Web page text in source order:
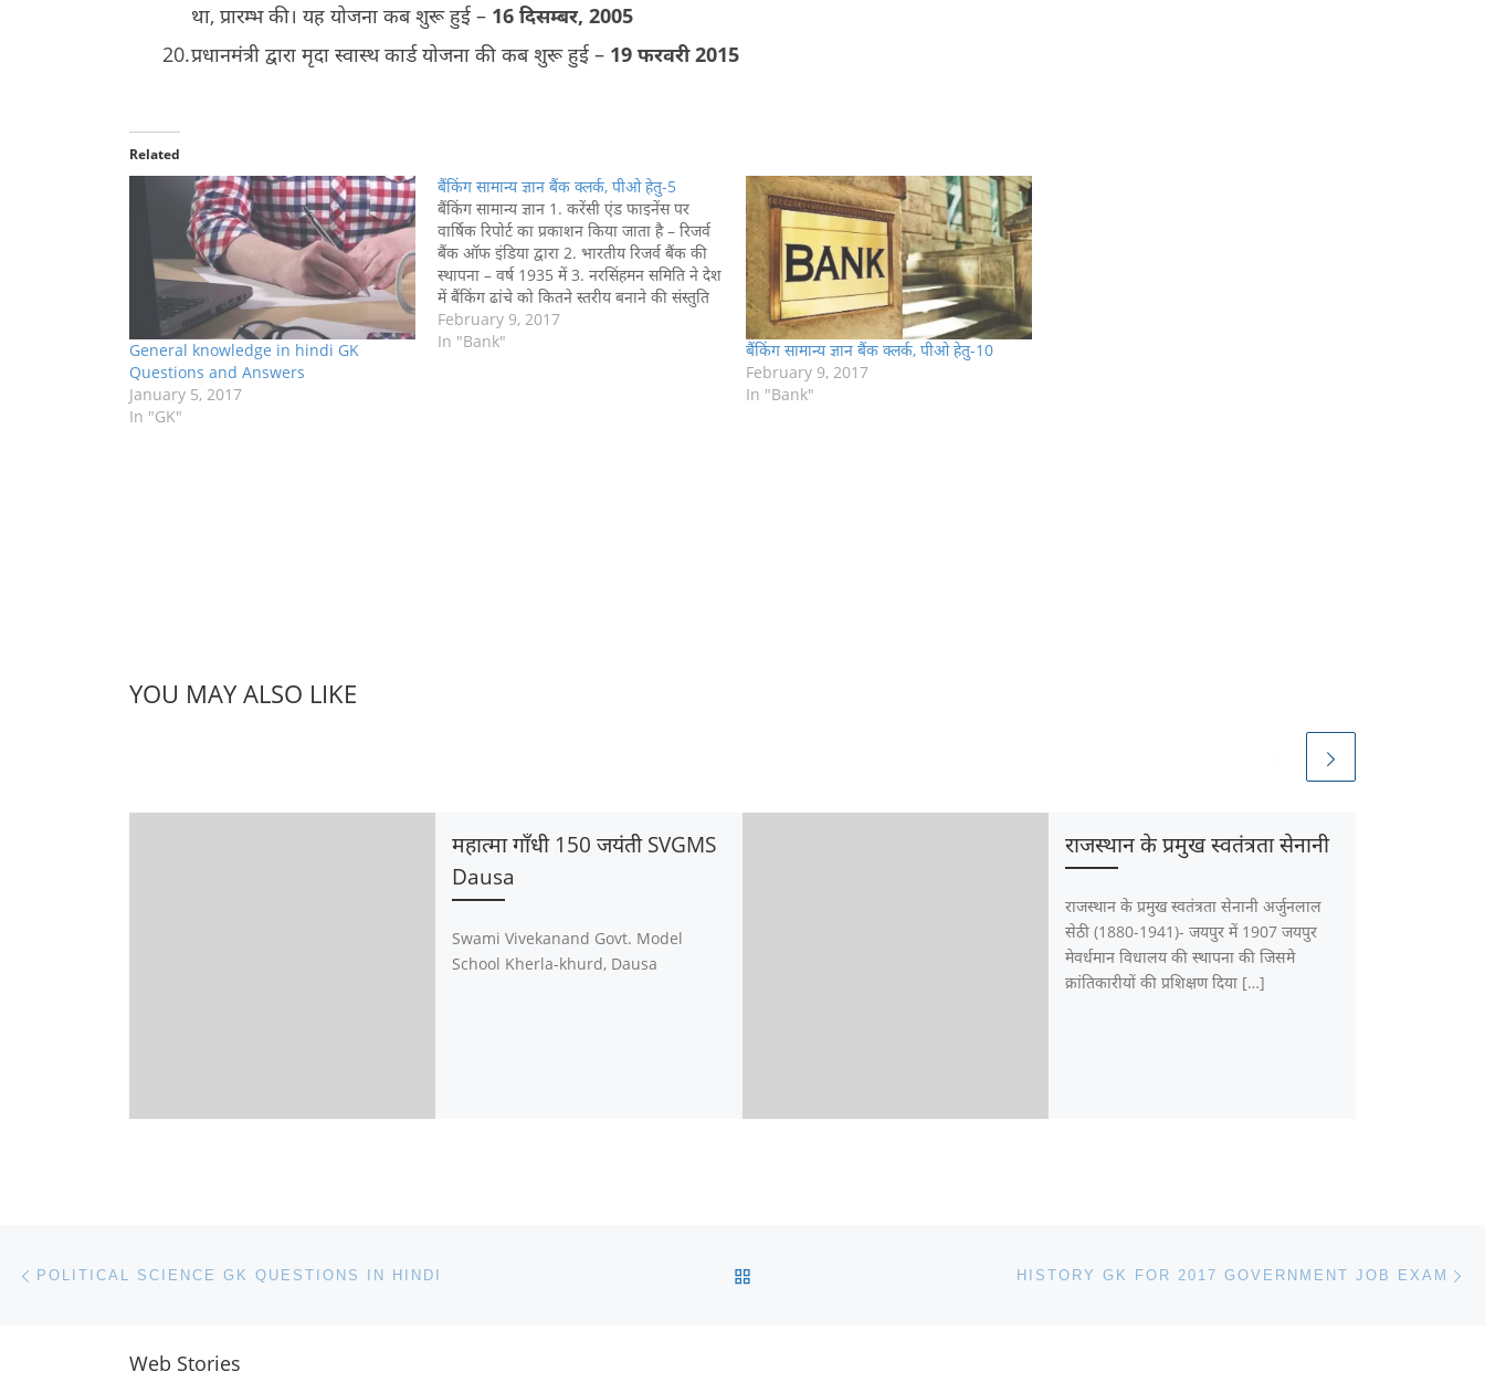
था, प्रारम्भ की। यह योजना कब शुरू हुई – 16 दिसम्बर, 2005
प्रधानमंत्री द्वारा मृदा स्वास्थ कार्ड योजना की कब शुरू हुई – 19 फरवरी 2015
Related
General knowledge in hindi GK
Questions and Answers
January 5, 2017
In "GK"
बैंकिंग सामान्य ज्ञान बैंक क्लर्क, पीओ हेतु-5
बैंकिंग सामान्य ज्ञान 1. करेंसी एंड फाइनेंस पर
वार्षिक रिपोर्ट का प्रकाशन किया जाता है – रिजर्व
बैंक ऑफ इंडिया द्वारा 2. भारतीय रिजर्व बैंक की
स्थापना – वर्ष 1935 में 3. नरसिंहमन समिति ने देश
में बैंकिंग ढांचे को कितने स्तरीय बनाने की संस्तुति
की थी? – चार 4.…
February 9, 2017
In "Bank"
बैंकिंग सामान्य ज्ञान बैंक क्लर्क, पीओ हेतु-10
February 9, 2017
In "Bank"
YOU MAY ALSO LIKE
महात्मा गाँधी 150 जयंती SVGMS
Dausa
Swami Vivekanand Govt. Model
School Kherla-khurd, Dausa
राजस्थान के प्रमुख स्वतंत्रता सेनानी
राजस्थान के प्रमुख स्वतंत्रता सेनानी अर्जुनलाल
सेठी (1880-1941)- जयपुर में 1907 जयपुर
मेवर्धमान विधालय की स्थापना की जिसमे
क्रांतिकारीयों की प्रशिक्षण दिया […]
Post navigation
POLITICAL SCIENCE GK QUESTIONS IN HINDI HISTORY GK FOR 2017 GOVERNMENT JOB EXAM
Web Stories